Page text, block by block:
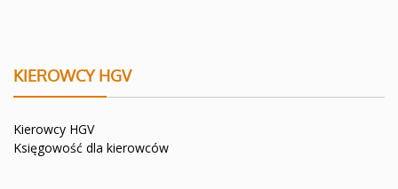
KIEROWCY HGV
Kierowcy HGV
Księgowość dla kierowców